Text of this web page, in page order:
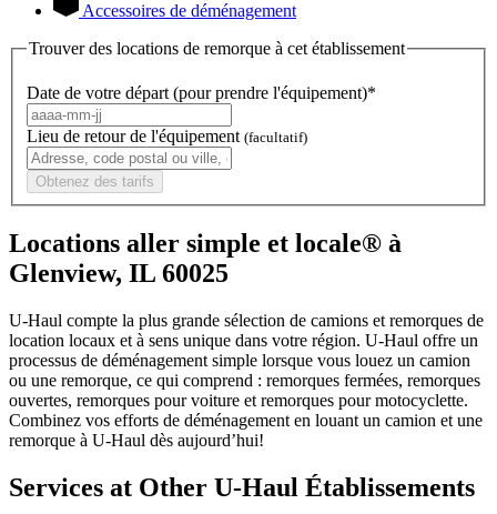
Accessoires de déménagement
Trouver des locations de remorque à cet établissement
Date de votre départ (pour prendre l'équipement)*
Lieu de retour de l'équipement (facultatif)
Obtenez des tarifs
Locations aller simple et locale® à
Glenview, IL 60025
U-Haul compte la plus grande sélection de camions et remorques de
location locaux et à sens unique dans votre région. U-Haul offre un
processus de déménagement simple lorsque vous louez un camion
ou une remorque, ce qui comprend : remorques fermées, remorques
ouvertes, remorques pour voiture et remorques pour motocyclette.
Combinez vos efforts de déménagement en louant un camion et une
remorque à U-Haul dès aujourd’hui!
Services at Other U-Haul Établissements